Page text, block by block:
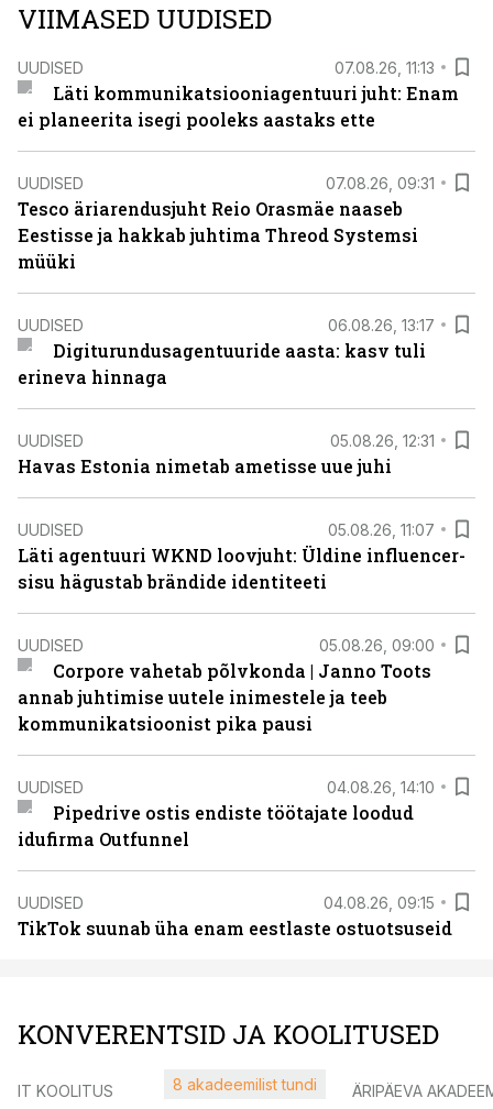
VIIMASED UUDISED
UUDISED 07.08.26, 11:13
Läti kommunikatsiooniagentuuri juht: Enam
ei planeerita isegi pooleks aastaks ette
UUDISED 07.08.26, 09:31
Tesco äriarendusjuht Reio Orasmäe naaseb
Eestisse ja hakkab juhtima Threod Systemsi
müüki
UUDISED 06.08.26, 13:17
Digiturundusagentuuride aasta: kasv tuli
erineva hinnaga
UUDISED 05.08.26, 12:31
Havas Estonia nimetab ametisse uue juhi
UUDISED 05.08.26, 11:07
Läti agentuuri WKND loovjuht: Üldine influencer-
sisu hägustab brändide identiteeti
UUDISED 05.08.26, 09:00
Corpore vahetab põlvkonda | Janno Toots
annab juhtimise uutele inimestele ja teeb
kommunikatsioonist pika pausi
UUDISED 04.08.26, 14:10
Pipedrive ostis endiste töötajate loodud
idufirma Outfunnel
UUDISED 04.08.26, 09:15
TikTok suunab üha enam eestlaste ostuotsuseid
KONVERENTSID JA KOOLITUSED
IT KOOLITUS 8 akadeemilist tundi ÄRIPÄEVA